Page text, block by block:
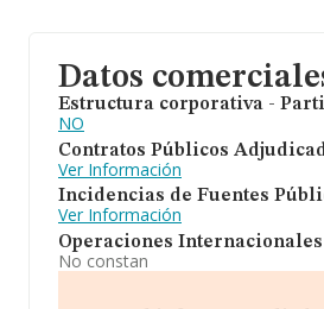
Datos
Estructura corporativa -
NO
Contratos Públicos
Ver Información
Incidencias de Fuentes
Ver Información
Operaciones Internacionales
No constan